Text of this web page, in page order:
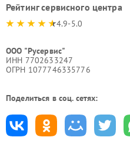
Рейтинг сервисного центра
4.9-5.0
ООО "Русервис"
ИНН 7702633247
ОГРН 1077746335776
Поделиться в соц. сетях: